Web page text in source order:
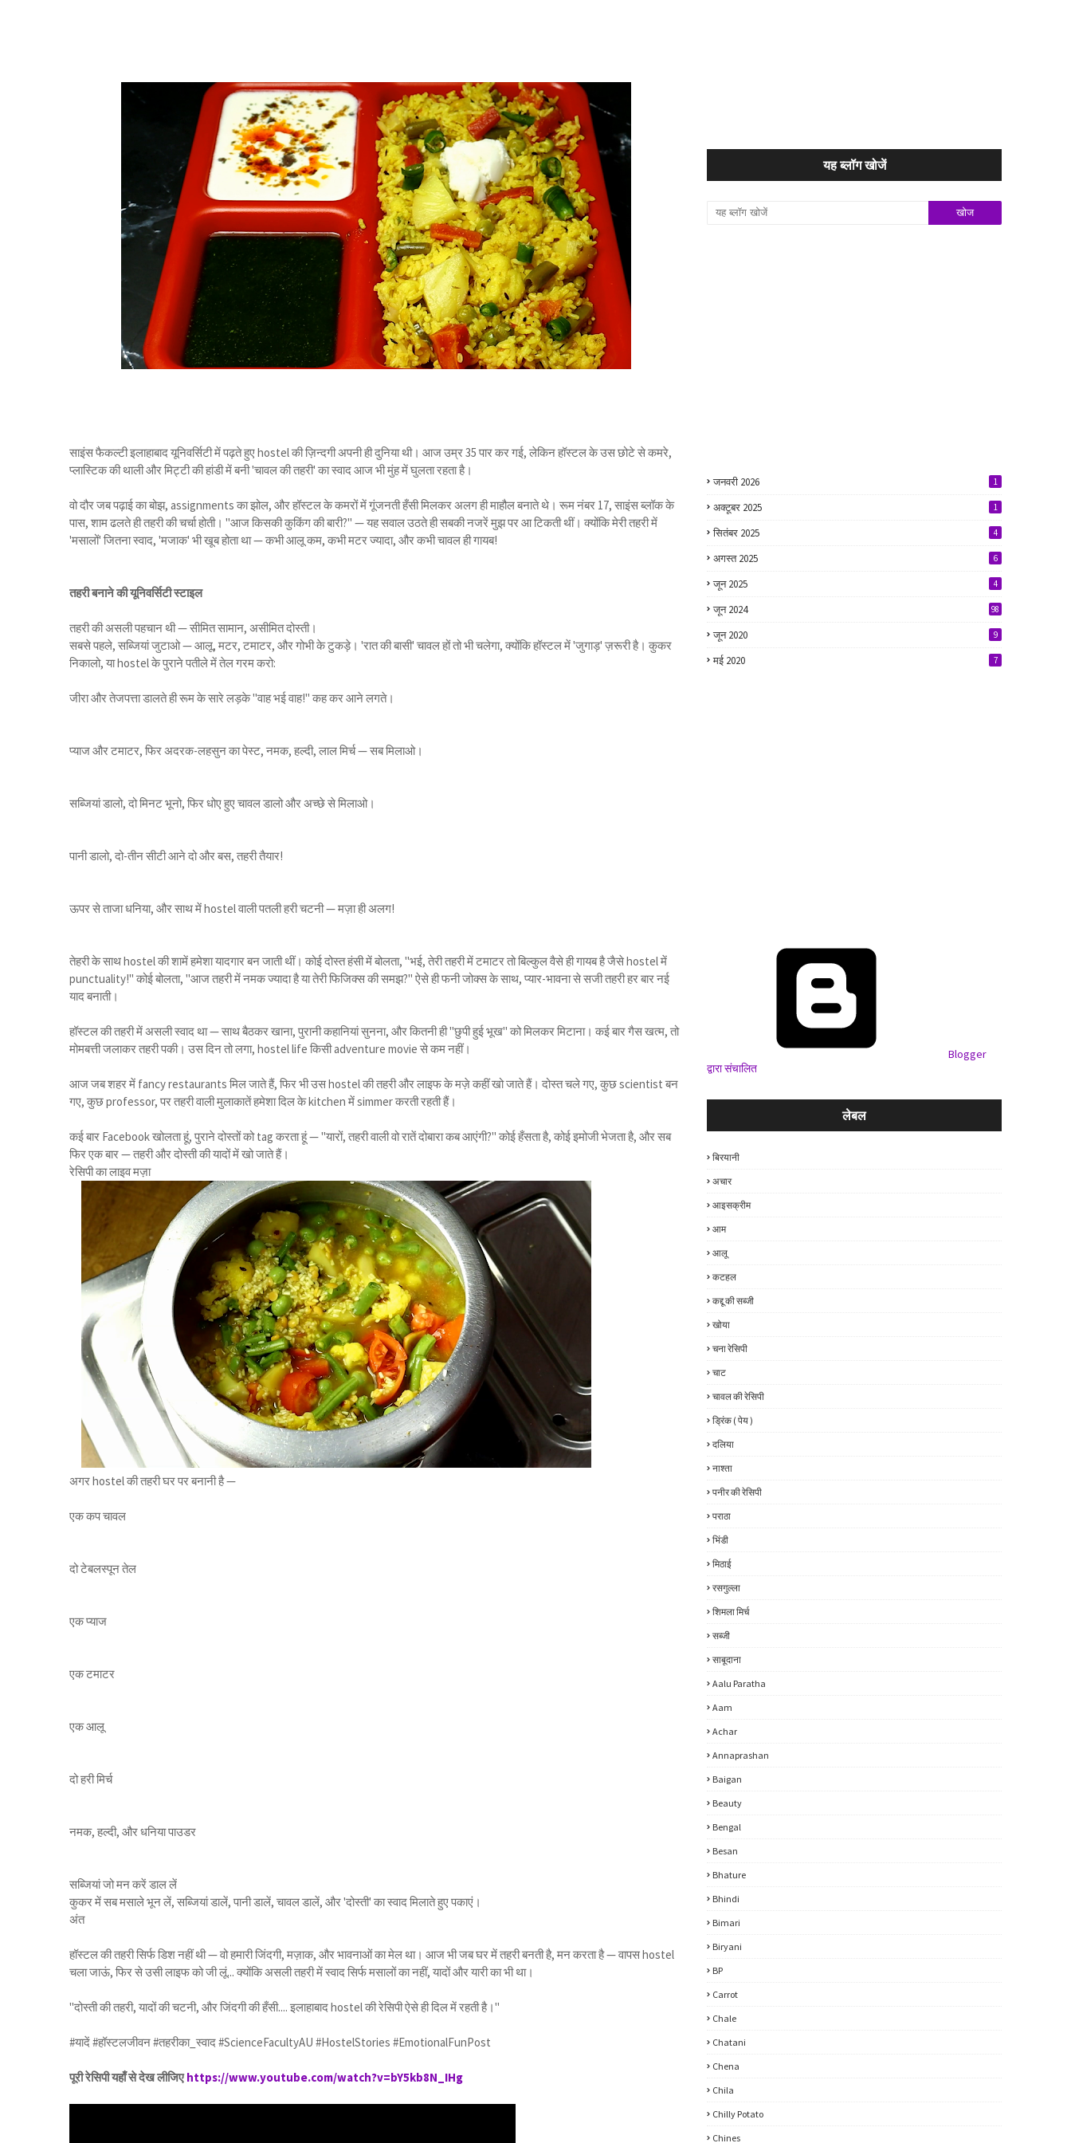
साइंस फैकल्टी इलाहाबाद यूनिवर्सिटी में पढ़ते हुए hostel की ज़िन्दगी अपनी ही दुनिया थी। आज उम्र 35 पार कर गई, लेकिन हॉस्टल के उस छोटे से कमरे,
प्लास्टिक की थाली और मिट्टी की हांडी में बनी 'चावल की तहरी' का स्वाद आज भी मुंह में घुलता रहता है।
वो दौर जब पढ़ाई का बोझ, assignments का झोल, और हॉस्टल के कमरों में गूंजनती हँसी मिलकर अलग ही माहौल बनाते थे। रूम नंबर 17, साइंस ब्लॉक के
पास, शाम ढलते ही तहरी की चर्चा होती। "आज किसकी कुकिंग की बारी?" — यह सवाल उठते ही सबकी नजरें मुझ पर आ टिकती थीं। क्योंकि मेरी तहरी में
'मसालों' जितना स्वाद, 'मजाक' भी खूब होता था — कभी आलू कम, कभी मटर ज्यादा, और कभी चावल ही गायब!
तहरी बनाने की यूनिवर्सिटी स्टाइल
तहरी की असली पहचान थी — सीमित सामान, असीमित दोस्ती।
सबसे पहले, सब्जियां जुटाओ — आलू, मटर, टमाटर, और गोभी के टुकड़े। 'रात की बासी' चावल हों तो भी चलेगा, क्योंकि हॉस्टल में 'जुगाड़' ज़रूरी है। कुकर
निकालो, या hostel के पुराने पतीले में तेल गरम करो:
जीरा और तेजपत्ता डालते ही रूम के सारे लड़के "वाह भई वाह!" कह कर आने लगते।
प्याज और टमाटर, फिर अदरक-लहसुन का पेस्ट, नमक, हल्दी, लाल मिर्च — सब मिलाओ।
सब्जियां डालो, दो मिनट भूनो, फिर धोए हुए चावल डालो और अच्छे से मिलाओ।
पानी डालो, दो-तीन सीटी आने दो और बस, तहरी तैयार!
ऊपर से ताजा धनिया, और साथ में hostel वाली पतली हरी चटनी — मज़ा ही अलग!
तेहरी के साथ hostel की शामें हमेशा यादगार बन जाती थीं। कोई दोस्त हंसी में बोलता, "भई, तेरी तहरी में टमाटर तो बिल्कुल वैसे ही गायब है जैसे hostel में
punctuality!" कोई बोलता, "आज तहरी में नमक ज्यादा है या तेरी फिजिक्स की समझ?" ऐसे ही फनी जोक्स के साथ, प्यार-भावना से सजी तहरी हर बार नई
याद बनाती।
हॉस्टल की तहरी में असली स्वाद था — साथ बैठकर खाना, पुरानी कहानियां सुनना, और कितनी ही "छुपी हुई भूख" को मिलकर मिटाना। कई बार गैस खत्म, तो
मोमबत्ती जलाकर तहरी पकी। उस दिन तो लगा, hostel life किसी adventure movie से कम नहीं।
आज जब शहर में fancy restaurants मिल जाते हैं, फिर भी उस hostel की तहरी और लाइफ के मज़े कहीं खो जाते हैं। दोस्त चले गए, कुछ scientist बन
गए, कुछ professor, पर तहरी वाली मुलाकातें हमेशा दिल के kitchen में simmer करती रहती हैं।
कई बार Facebook खोलता हूं, पुराने दोस्तों को tag करता हूं — "यारों, तहरी वाली वो रातें दोबारा कब आएंगी?" कोई हँसता है, कोई इमोजी भेजता है, और सब
फिर एक बार — तहरी और दोस्ती की यादों में खो जाते हैं।
रेसिपी का लाइव मज़ा
अगर hostel की तहरी घर पर बनानी है —
एक कप चावल
दो टेबलस्पून तेल
एक प्याज
एक टमाटर
एक आलू
दो हरी मिर्च
नमक, हल्दी, और धनिया पाउडर
सब्जियां जो मन करें डाल लें
कुकर में सब मसाले भून लें, सब्जियां डालें, पानी डालें, चावल डालें, और 'दोस्ती' का स्वाद मिलाते हुए पकाएं।
अंत
हॉस्टल की तहरी सिर्फ डिश नहीं थी — वो हमारी जिंदगी, मज़ाक, और भावनाओं का मेल था। आज भी जब घर में तहरी बनती है, मन करता है — वापस hostel
चला जाऊं, फिर से उसी लाइफ को जी लूं... क्योंकि असली तहरी में स्वाद सिर्फ मसालों का नहीं, यादों और यारी का भी था।
"दोस्ती की तहरी, यादों की चटनी, और जिंदगी की हँसी.... इलाहाबाद hostel की रेसिपी ऐसे ही दिल में रहती है।"
#यादें #हॉस्टलजीवन #तहरीका_स्वाद #ScienceFacultyAU #HostelStories #EmotionalFunPost
पूरी रेसिपी यहाँ से देख लीजिएhttps://www.youtube.com/watch?v=bY5kb8N_IHg
यह ब्लॉग खोजें
जनवरी 2026 1
अक्टूबर 2025 1
सितंबर 2025 4
अगस्त 2025 6
जून 2025 4
जून 2024 98
जून 2020 9
मई 2020 7
Blogger
द्वारा संचालित
लेबल
बिरयानी
अचार
आइसक्रीम
आम
आलू
कटहल
कद्दू की सब्जी
खोया
चना रेसिपी
चाट
चावल की रेसिपी
ड्रिंक ( पेय )
दलिया
नाश्ता
पनीर की रेसिपी
पराठा
भिंडी
मिठाई
रसगुल्ला
शिमला मिर्च
सब्जी
साबूदाना
Aalu Paratha
Aam
Achar
Annaprashan
Baigan
Beauty
Bengal
Besan
Bhature
Bhindi
Bimari
Biryani
BP
Carrot
Chale
Chatani
Chena
Chila
Chilly Potato
Chines